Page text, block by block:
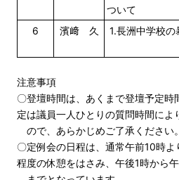
ついて
6
濱﨑 久 1.長洲中学校
注意事項
〇登壇時間は、あくまで登壇予定
定は議員一人ひとりの質問時間によ
ので、あらかじめご了承ください。
〇定例会の日程は、通常午前10時
程度の休憩をはさみ、午後1時から